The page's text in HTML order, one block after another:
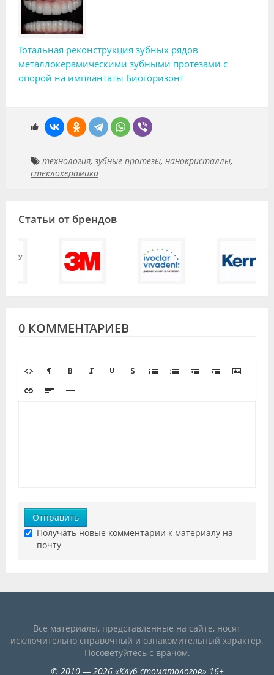
Тотальная реконструкция зубных рядов
металлокерамическими зубными протезами с
опорой на имплантаты Биогоризонт
технология, зубные протезы, нанокристаллы,
стеклокерамика
Статьи от брендов
0 КОММЕНТАРИЕВ
Отправить
Получать новые комментарии к материалу на
почту
Все материалы, представленные на сайте, носят
исключительно справочный и ознакомительный характер.
Посоветуйтесь с врачом.
© 2010— 2026«Клуб стоматологов» 16+